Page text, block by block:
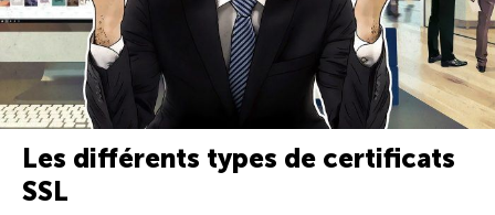
Les différents types de certificats
SSL